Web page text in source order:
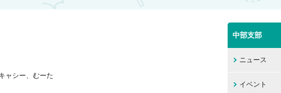
ャシー、むーた
中部支部
ニュース
イベント